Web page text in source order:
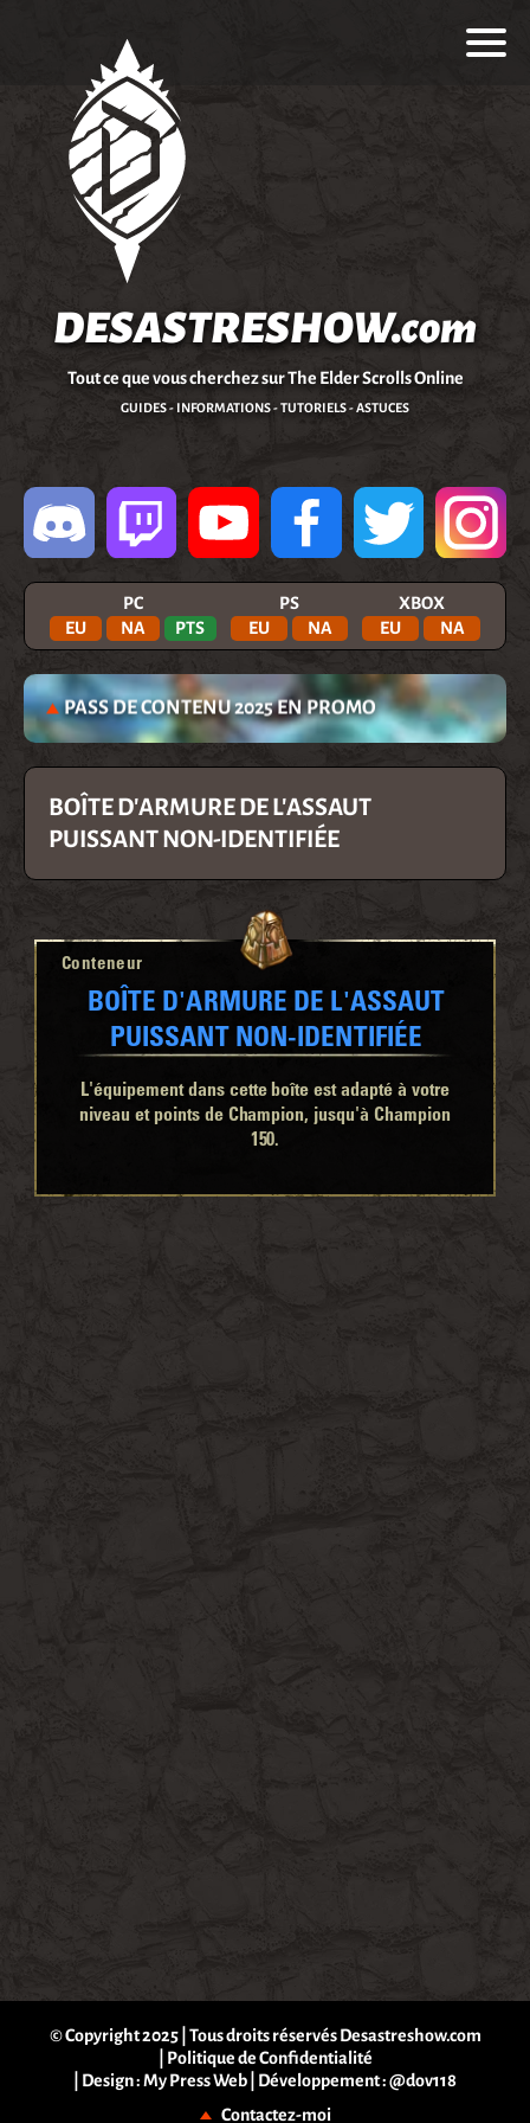
DESASTRESHOW.com
Tout ce que vous cherchez sur The Elder Scrolls Online
GUIDES - INFORMATIONS - TUTORIELS - ASTUCES
PC
EU
NA PTS
PS
EU
NA
XBOX
EU
NA
PASS DE CONTENU 2025 EN PROMO
BOÎTE D'ARMURE DE L'ASSAUT
PUISSANT NON-IDENTIFIÉE
Conteneur
BOÎTE D'ARMURE DE L'ASSAUT
PUISSANT NON-IDENTIFIÉE
L'équipement dans cette boîte est adapté à votre
niveau et points de Champion, jusqu'à Champion
150.
© Copyright 2025 | Tous droits réservés Desastreshow.com
Politique de Confidentialité
| Design :My Press Web | Développement :@dov118
Contactez-moi